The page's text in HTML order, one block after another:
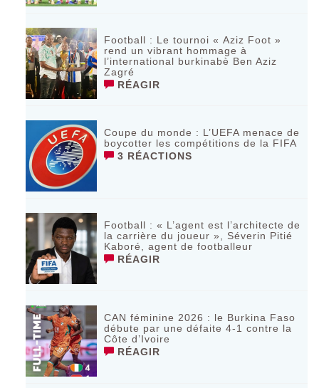
Football : Le tournoi « Aziz Foot »
rend un vibrant hommage à
l’international burkinabè Ben Aziz
Zagré
RÉAGIR
Coupe du monde : L’UEFA menace de
boycotter les compétitions de la FIFA
3 RÉACTIONS
Football : « L’agent est l’architecte de
la carrière du joueur », Séverin Pitié
Kaboré, agent de footballeur
RÉAGIR
CAN féminine 2026 : le Burkina Faso
débute par une défaite 4-1 contre la
Côte d’Ivoire
RÉAGIR